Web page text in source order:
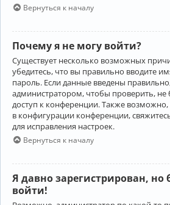
Вернуться к началу
Почему я не могу войти?
Существует несколько возможных
убедитесь, что вы правильно вводите
пароль. Если данные введены
администратором, чтобы проверить, не
доступ к конференции. Также
в конфигурации конференции,
для исправления настроек.
Вернуться к началу
Я давно зарегистрирован, но
войти!